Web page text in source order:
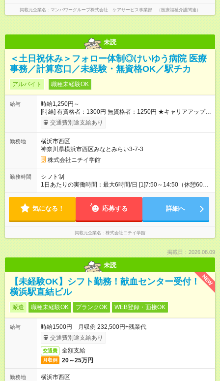
掲載元企業名 マンパワーグループ株式会社 ケアサービス事業部 （医療福祉介護関連）
未読
＜土日祝休み＞フォロー体制◎けいゆう病院 医療
事務／計算窓口／未経験・無資格OK／駅チカ
アルバイト 職種未経験OK
給与
時給1,250円～
[時給] 有資格者：1300円 無資格者：1250円 ★キャリアアップ制
度あり 進級により給与がアップします！ 【試用期間】試用期間
あり 試用期間の長さ：3ヶ月 雇用形態、給与は本採用時と同じ
交通費別途支給あり
勤務地
横浜市西区
神奈川県横浜市西区みなとみらい3-7-3
株式会社ニチイ学館
勤務時間
シフト制
1日あたりの実働時間：最大6時間/日 [1]7:50～14:50（休憩60
分） [2]9:00～16:00（休憩60分） [3]9:30～16:30（休憩60分）
業なし
気になる！ 応募する 詳細へ
掲載元企業名 株式会社ニチイ学館
掲載日：2026.08.09
未読
NEW
【未経験OK】シフト勤務！献血センター受付！
横浜駅直結ビル
派遣 職種未経験OK ブランクOK WEB登録・面接OK
給与
時給1500円 月収例 232,500円+残業代
交通費別途支給あり
交通費 全額支給
月収例 20～25万円
勤務地
横浜市西区